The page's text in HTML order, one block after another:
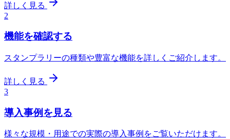
詳しく見る
2
機能を確認する
スタンプラリーの種類や豊富な機能を詳しくご紹介します。
詳しく見る
3
導入事例を見る
様々な規模・用途での実際の導入事例をご覧いただけます。